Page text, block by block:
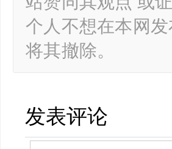
个人不想在本网
将其撤除。
发表评论